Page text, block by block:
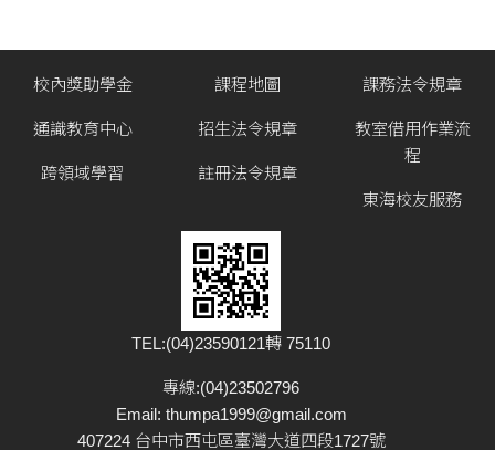
校內獎助學金
通識教育中心
跨領域學習
課程地圖
招生法令規章
註冊法令規章
課務法令規章
教室借用作業流
程
東海校友服務
TEL:(04)23590121轉 75110
專線:(04)23502796
Email: thumpa1999@gmail.com
407224 台中市西屯區臺灣大道四段1727號